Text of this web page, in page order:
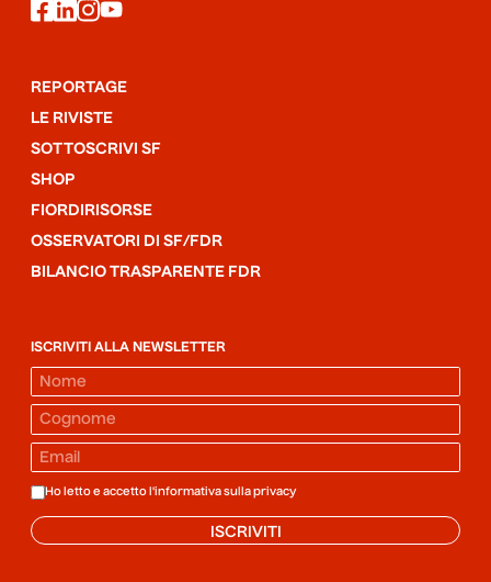
facebook
linkedin
instagram
youtube
REPORTAGE
LE RIVISTE
SOTTOSCRIVI SF
SHOP
FIORDIRISORSE
OSSERVATORI DI SF/FDR
BILANCIO TRASPARENTE FDR
ISCRIVITI ALLA NEWSLETTER
Ho letto e accetto l'informativa sulla privacy
ISCRIVITI